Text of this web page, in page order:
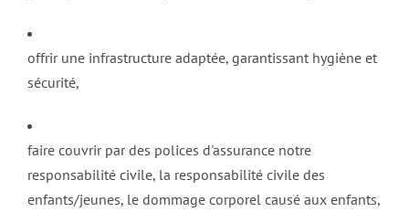
offrir une infrastructure adaptée, garantissant hygiène et
sécurité,
faire couvrir par des polices d'assurance notre
responsabilité civile, la responsabilité civile des
enfants/jeunes, le dommage corporel causé aux enfants,